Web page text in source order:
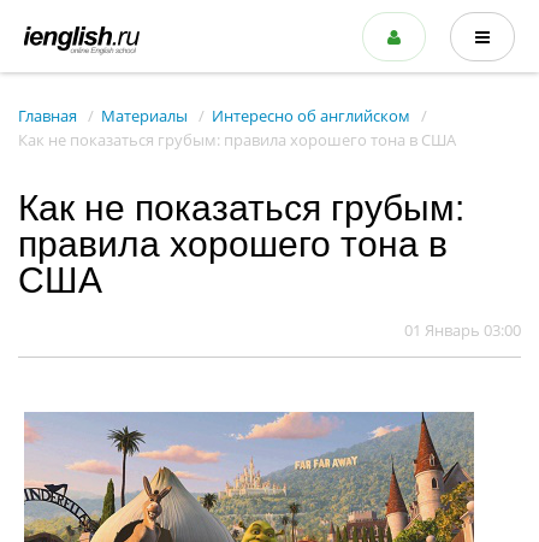
Главная Материалы
Интересно об английском
Как не показаться грубым: правила хорошего тона в США
Как не показаться грубым:
правила хорошего тона в
США
01 Январь 03:00